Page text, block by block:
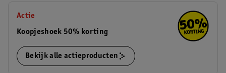
Actie
Koopjeshoek 50% korting
Bekijk alle actieproducten